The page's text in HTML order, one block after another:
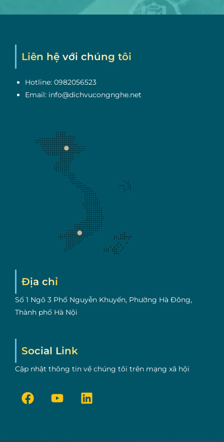
Liên hệ với chúng tôi
Hotline: 0982056523
Email: info@dichvucongnghe.net
Địa chỉ
Số 1 Ngõ 3 Phố Nguyễn Khuyến, Phường Hà Đông,
Thành phố Hà Nội
Social Link
Cập nhật thông tin về chúng tôi trên mạng xã hội